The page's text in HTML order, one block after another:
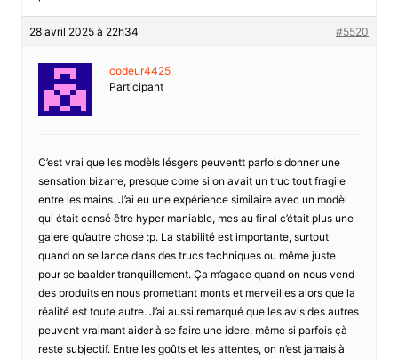
28 avril 2025 à 22h34 #5520
codeur4425
Participant
C’est vrai que les modèls lésgers peuventt parfois donner une
sensation bizarre, presque come si on avait un truc tout fragile
entre les mains. J’ai eu une expérience similaire avec un modèl
qui était censé être hyper maniable, mes au final c’était plus une
galere qu’autre chose :p. La stabilité est importante, surtout
quand on se lance dans des trucs techniques ou même juste
pour se baalder tranquillement. Ça m’agace quand on nous vend
des produits en nous promettant monts et merveilles alors que la
réalité est toute autre. J’ai aussi remarqué que les avis des autres
peuvent vraimant aider à se faire une idere, même si parfois çà
reste subjectif. Entre les goûts et les attentes, on n’est jamais à